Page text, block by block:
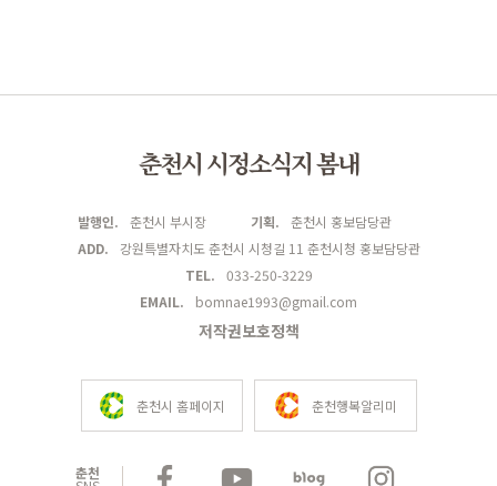
춘천시 시정소식지 봄내
발행인. 춘천시 부시장 기획.
춘천시 홍보담당관
ADD.
강원특별자치도 춘천시 시청길 11 춘천시청 홍보담당관
TEL.
033-250-3229
EMAIL.
bomnae1993@gmail.com
저작권보호정책
춘천시 홈페이지 춘천행복알리미
춘천